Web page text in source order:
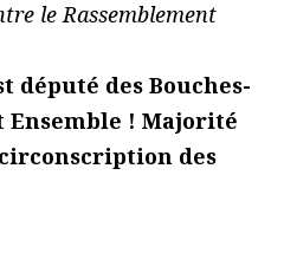
le Rassemblement
député des Bouches-
Ensemble ! Majorité
des